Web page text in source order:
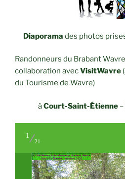
Diaporama des photos
Randonneurs du Brabant
collaboration avecVisitWavre
du Tourisme de Wavre)
àCourt-Saint-Étienne
1
21